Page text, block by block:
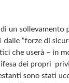
un sollevamento
“forze di
che userà – in
dei propri
sono stati